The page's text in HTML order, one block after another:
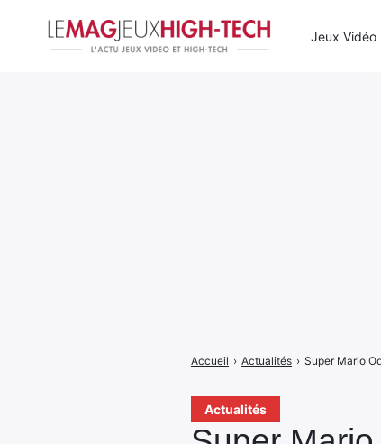
Actualités
Accueil › Actualités › Super Mario
Jeux Vidéo